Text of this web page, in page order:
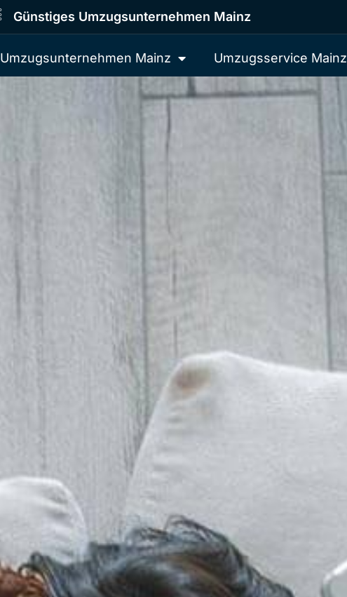
Günstiges Umzugsunternehmen Mainz
Umzugsunternehmen Mainz Umzugsservice Mainz